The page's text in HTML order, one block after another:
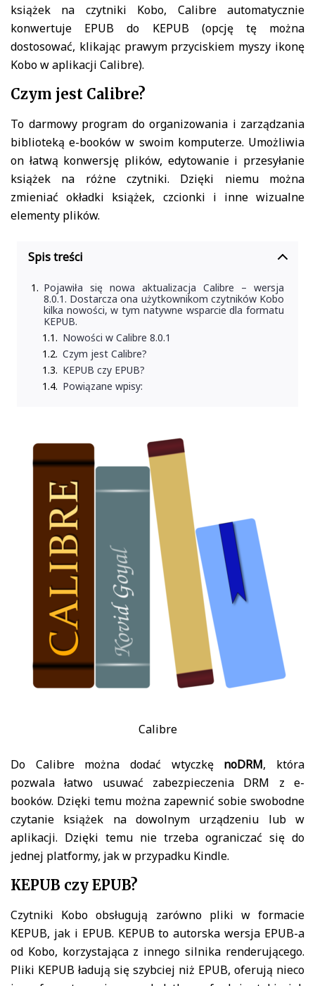
książek na czytniki Kobo, Calibre automatycznie
konwertuje EPUB do KEPUB (opcję tę można
dostosować, klikając prawym przyciskiem myszy ikonę
Kobo w aplikacji Calibre).
Czym jest Calibre?
To darmowy program do organizowania i zarządzania
biblioteką e-booków w swoim komputerze. Umożliwia
on łatwą konwersję plików, edytowanie i przesyłanie
książek na różne czytniki. Dzięki niemu można
zmieniać okładki książek, czcionki i inne wizualne
elementy plików.
Spis treści
Pojawiła się nowa aktualizacja Calibre – wersja
8.0.1. Dostarcza ona użytkownikom czytników Kobo
kilka nowości, w tym natywne wsparcie dla formatu
KEPUB.
Nowości w Calibre 8.0.1
Czym jest Calibre?
KEPUB czy EPUB?
Powiązane wpisy:
Calibre
Do Calibre można dodać wtyczkę noDRM, która
pozwala łatwo usuwać zabezpieczenia DRM z e-
booków. Dzięki temu można zapewnić sobie swobodne
czytanie książek na dowolnym urządzeniu lub w
aplikacji. Dzięki temu nie trzeba ograniczać się do
jednej platformy, jak w przypadku Kindle.
KEPUB czy EPUB?
Czytniki Kobo obsługują zarówno pliki w formacie
KEPUB, jak i EPUB. KEPUB to autorska wersja EPUB-a
od Kobo, korzystająca z innego silnika renderującego.
Pliki KEPUB ładują się szybciej niż EPUB, oferują nieco